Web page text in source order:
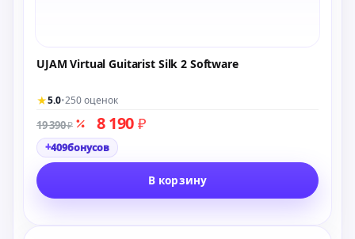
UJAM Virtual Guitarist Silk 2 Software
★5.0•250 оценок
19 390₽ 8 190 ₽
+409бонусов
В корзину